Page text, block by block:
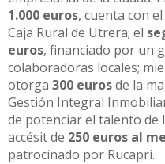
1.000 euros, cuenta con
Caja Rural de Utrera; el
euros, financiado por un
colaboradoras locales;
otorga 300 eurosde la
Gestión Integral
de potenciar el talento
accésit de 250 euros al
patrocinado por Rucapri.